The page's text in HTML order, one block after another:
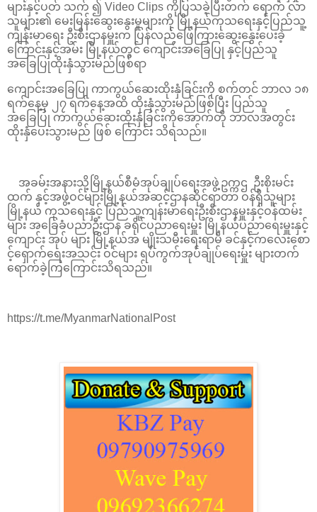
များနှင့်ပတ် သက် ၍ Video Clips ကိုပြသခဲ့ပြီးတက် ရောက် လာ
သူများ၏ မေးမြန်းဆွေးနွေးမှုများကို မြို့နယ်ကုသရေးနှင့်ပြည်သူ့
ကျန်းမာရေး ဦးစီးဌာနမှူးက ပြန်လည်ဖြေကြားဆွေးနွေးပေးခဲ့
ကြောင်းနှင့်အမ်း မြို့နယ်တွင် ကျောင်းအခြေပြု နှင့်ပြည်သူ
အခြေပြုထိုးနှံသွားမည်ဖြစ်ရာ
ကျောင်းအခြေပြု ကာကွယ်ဆေးထိုးနှံခြင်းကို စက်တင် ဘာလ ၁၈
ရက်နေ့မှ ၂၇ ရက်နေ့အထိ ထိုးနှံသွားမည်ဖြစ်ပြီး ပြည်သူ
အခြေပြု ကာကွယ်ဆေးထိုးနှံခြင်းကိုအောက်တို ဘာလအတွင်း
ထိုးနှံပေးသွားမည် ဖြစ် ကြောင်း သိရသည်။
အခမ်းအနားသို့မြို့နယ်စီမံအုပ်ချုပ်ရေးအဖွဲ့ဥက္ကဌ ဦးစိုးမင်း
ထက် နှင့်အဖွဲ့ဝင်များမြို့နယ်အဆင့်ဌာနဆိုင်ရာတာ ဝန်ရှိသူများ
မြို့နယ် ကုသရေးနှင့် ပြည်သူ့ကျန်းမာရေးဦးစီးဌာနမှူးနှင့်ဝန်ထမ်း
များ အခြေခံပညာဦးဌာန ခရိုင်ပညာရေးမှူး မြို့နယ်ပညာရေးမှူးနှင့်
ကျောင်း အုပ် များ မြို့နယ်အ မျိုးသမီးရေးရာမိ ခင်နှင့်ကလေးစော
င့်ရှောက်ရေးအသင်း ဝင်များ ရပ်ကွက်အုပ်ချုပ်ရေးမှူး များတက်
ရောက်ခဲ့ကြကြောင်းသိရသည်။
https://t.me/MyanmarNationalPost